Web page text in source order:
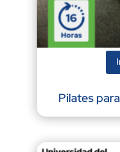
Pilates